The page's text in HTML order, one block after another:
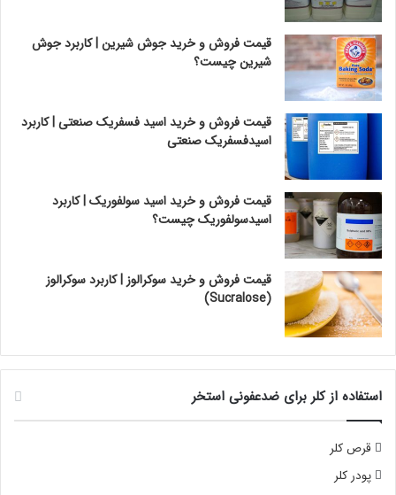
قیمت فروش و خرید جوش شیرین | کاربرد جوش
شیرین چیست؟
قیمت فروش و خرید اسید فسفریک صنعتی | کاربرد
اسیدفسفریک صنعتی
قیمت فروش و خرید اسید سولفوریک | کاربرد
اسیدسولفوریک چیست؟
قیمت فروش و خرید سوکرالوز | کاربرد سوکرالوز
(Sucralose)
استفاده از کلر برای ضدعفونی استخر
قرص کلر
پودر کلر